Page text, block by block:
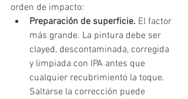
orden de impacto:
Preparación de superficie. El factor
más grande. La pintura debe ser
clayed, descontaminada, corregida
y limpiada con IPA antes que
cualquier recubrimiento la toque.
Saltarse la corrección puede